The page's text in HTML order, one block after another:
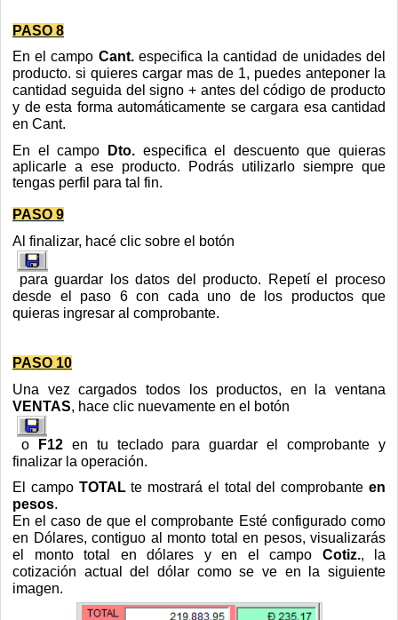
PASO 8
En el campo Cant. especifica la cantidad de unidades del
producto. si quieres cargar mas de 1, puedes anteponer la
cantidad seguida del signo + antes del código de producto
y de esta forma automáticamente se cargara esa cantidad
en Cant.
En el campo
Dto.especifica el descuento que quieras
aplicarle a ese producto. Podrás utilizarlo siempre que
tengas perfil para tal fin.
PASO 9
Al finalizar, hacé clic sobre el botón
para guardar los datos del producto. Repetí el proceso
desde el paso 6 con cada uno de los productos que
quieras ingresar al comprobante.
PASO 10
Una vez cargados todos los productos, en la ventana
VENTAS, hace clic nuevamente en el botón
o F12en tu teclado para guardar el comprobante y
finalizar la operación.
El campo TOTALte mostrará el total del comprobanteen
pesos.
En el caso de que el comprobante Esté configurado como
en Dólares, contiguo al monto total en pesos, visualizarás
el monto total en dólares y en el campo Cotiz., la
cotización actual del dólar como se ve en la siguiente
imagen.